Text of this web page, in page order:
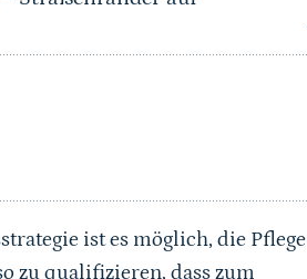
ist es möglich, die Pflege
zu qualifizieren, dass zum